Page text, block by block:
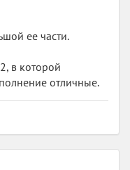
ее части.
в которой
отличные.